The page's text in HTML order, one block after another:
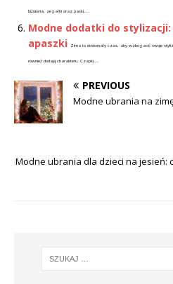
biżuteria, zegarki oraz paski,...
Modne dodatki do
apaszki
Zima to doskonały czas, aby wzbogacić swoje
również dodają charakteru. Czapki,...
PREVIOUS
Modne ubrania na
Modne ubrania dla dzieci na jesień: